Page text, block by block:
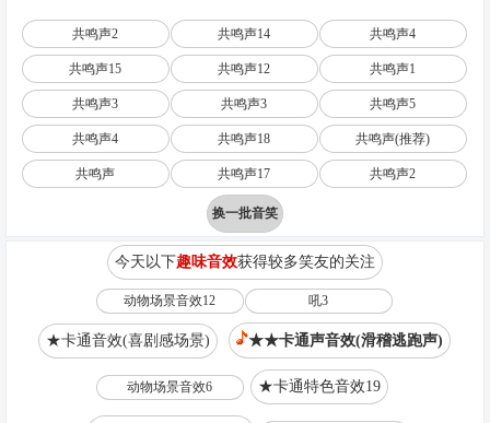
共鸣声2 共鸣声14 共鸣声4
共鸣声15 共鸣声12 共鸣声1
共鸣声3 共鸣声3 共鸣声5
共鸣声4 共鸣声18 共鸣声(推荐)
共鸣声 共鸣声17 共鸣声2
换一批音笑
今天以下趣味音效获得较多笑友的关注
动物场景音效12 吼3
★卡通音效(喜剧感场景) ★★卡通声音效(滑稽逃跑声)
动物场景音效6 ★卡通特色音效19